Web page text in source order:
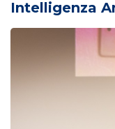
Intelligenza